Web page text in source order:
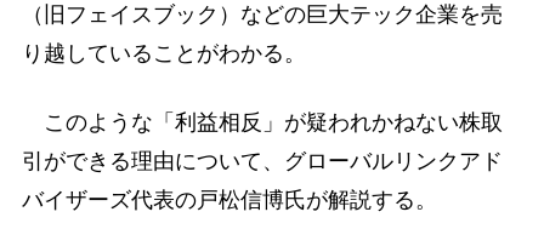
（旧フェイスブック）などの巨大テック企業を売
り越していることがわかる。
このような「利益相反」が疑われかねない株取
引ができる理由について、グローバルリンクアド
バイザーズ代表の戸松信博氏が解説する。